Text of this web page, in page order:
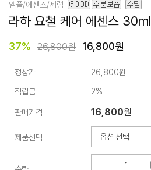
앰플/에센스/세럼
라하 요철 케어 에센스 30ml
37% 26,800원 16,800원
정상가 26,800원
적립금 2%
판매가격 16,800원
제품선택